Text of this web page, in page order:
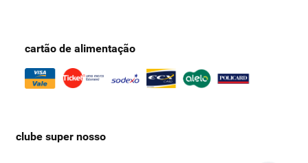
cartão de alimentação
clube super nosso